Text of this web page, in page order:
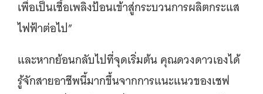
เพื่อเป็นเชื้อเพลิงป้อนเข้าสู่กระบวนการผลิตกระแส
ไฟฟ้าต่อไป”
และหากย้อนกลับไปที่จุดเริ่มต้น คุณดวงดาวเองได้
รู้จักสายอาชีพนี้มากขึ้นจากการแนะแนวของเชฟ